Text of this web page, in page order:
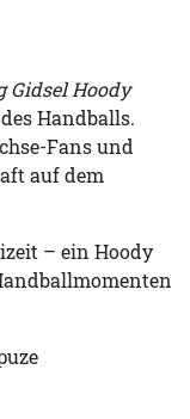
Gidsel Hoody
Handballs.
Fans und
auf dem
– ein Hoody